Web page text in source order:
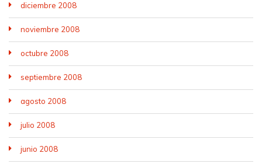
diciembre 2008
noviembre 2008
octubre 2008
septiembre 2008
agosto 2008
julio 2008
junio 2008